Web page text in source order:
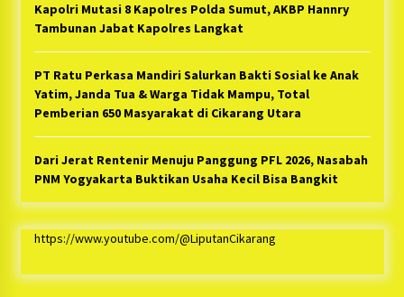
Kapolri Mutasi 8 Kapolres Polda Sumut, AKBP Hannry
Tambunan Jabat Kapolres Langkat
PT Ratu Perkasa Mandiri Salurkan Bakti Sosial ke Anak
Yatim, Janda Tua & Warga Tidak Mampu, Total
Pemberian 650 Masyarakat di Cikarang Utara
Dari Jerat Rentenir Menuju Panggung PFL 2026, Nasabah
PNM Yogyakarta Buktikan Usaha Kecil Bisa Bangkit
https://www.youtube.com/@LiputanCikarang